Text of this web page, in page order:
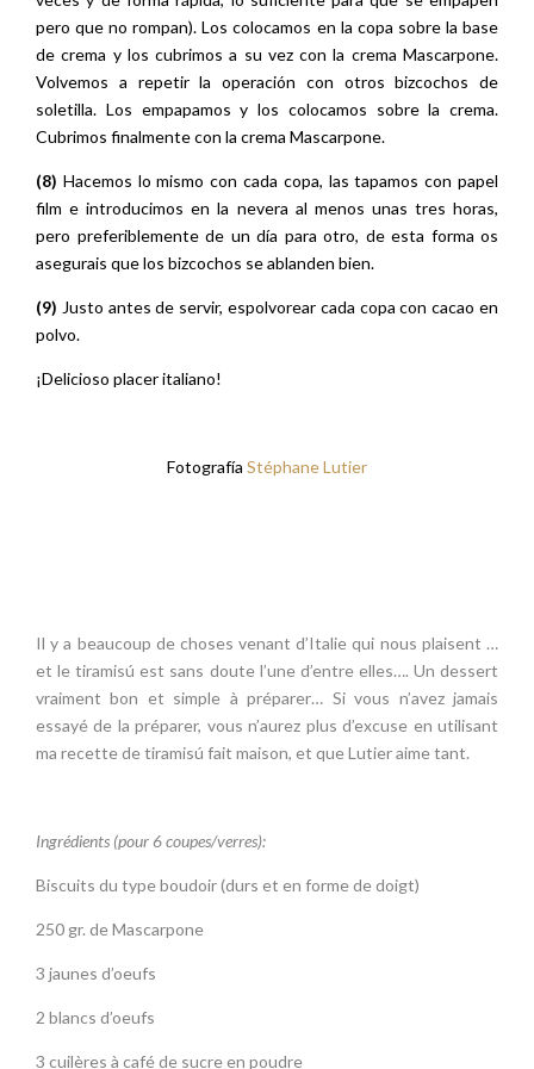
Hacemos lo mismo con cada copa, las tapamos con papel
film e introducimos en la nevera al menos unas tres horas,
pero preferiblemente de un día para otro, de esta forma os
asegurais que los bizcochos se ablanden bien.
(9)Justo antes de servir, espolvorear cada copa con cacao en
polvo.
¡Delicioso placer italiano!
FotografíaStéphane Lutier
Il y a beaucoup de choses venant d’Italie qui nous plaisent …
Ingrédients (pour 6 coupes/verres):
Biscuits du type boudoir (durs et en forme de doigt)
250 gr. de Mascarpone
2 blancs d’oeufs
3 cuilères à café de sucre en poudre
1 petit verre à liqueur d’Amaretto
Café
Chocolat en poudre